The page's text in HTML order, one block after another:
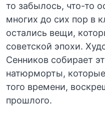
то забылось, что-то
многих до сих пор в
остались вещи,
советской эпохи.
Сенников собирает
натюрморты,
того времени,
прошлого.